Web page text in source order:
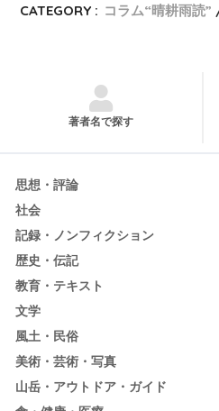
CATEGORY : コラム“晴耕雨読”
著者名で探す
思想・評論
社会
記録・ノンフィクション
歴史・伝記
教育・テキスト
文学
風土・民俗
美術・芸術・写真
山岳・アウトドア・ガイド